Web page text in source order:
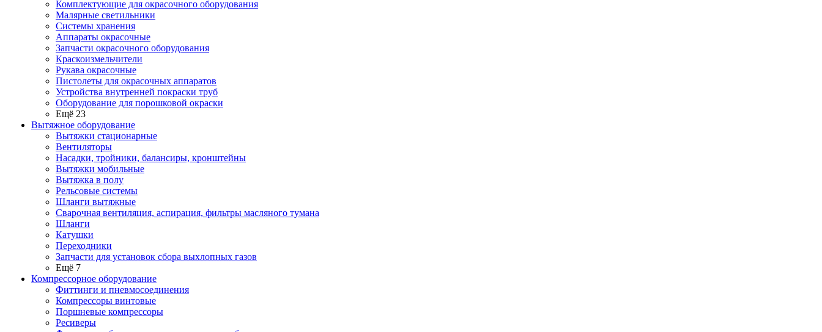
Комплектующие для окрасочного оборудования
Малярные светильники
Системы хранения
Аппараты окрасочные
Запчасти окрасочного оборудования
Краскоизмельчители
Рукава окрасочные
Пистолеты для окрасочных аппаратов
Устройства внутренней покраски труб
Оборудование для порошковой окраски
Ещё 23
Вытяжное оборудование
Вытяжки стационарные
Вентиляторы
Насадки, тройники, балансиры, кронштейны
Вытяжки мобильные
Вытяжка в полу
Рельсовые системы
Шланги вытяжные
Сварочная вентиляция, аспирация, фильтры масляного тумана
Шланги
Катушки
Переходники
Запчасти для установок сбора выхлопных газов
Ещё 7
Компрессорное оборудование
Фиттинги и пневмосоединения
Компрессоры винтовые
Поршневые компрессоры
Ресиверы